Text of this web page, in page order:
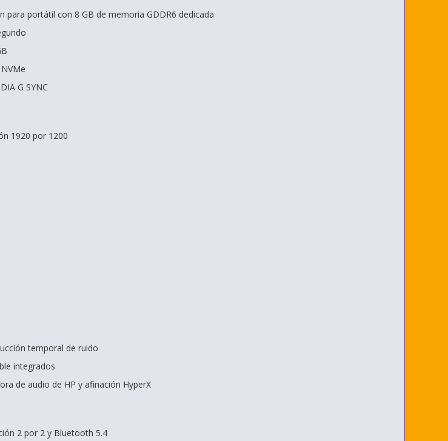
para portátil con 8 GB de memoria GDDR6 dedicada
G SYNC
1920 por 1200
temporal de ruido
integrados
de audio de HP y afinación HyperX
2 por 2 y Bluetooth 5.4